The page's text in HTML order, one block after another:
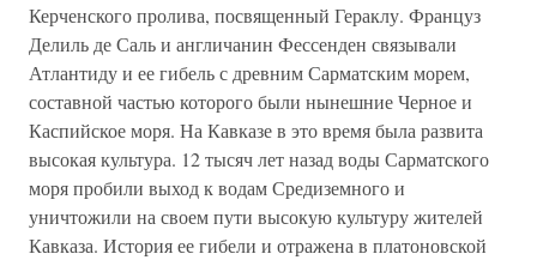
Керченского пролива, посвященный Гераклу. Француз
Делиль де Саль и англичанин Фессенден связывали
Атлантиду и ее гибель с древним Сарматским морем,
составной частью которого были нынешние Черное и
Каспийское моря. На Кавказе в это время была развита
высокая культура. 12 тысяч лет назад воды Сарматского
моря пробили выход к водам Средиземного и
уничтожили на своем пути высокую культуру жителей
Кавказа. История ее гибели и отражена в платоновской